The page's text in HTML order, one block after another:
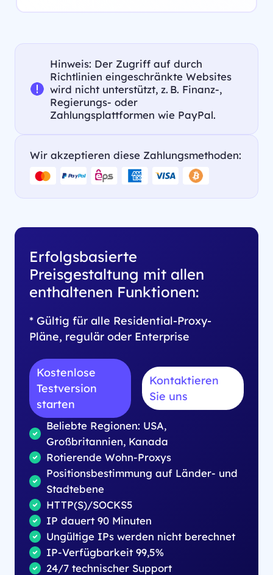
Hinweis: Der Zugriff auf durch
Richtlinien eingeschränkte Websites
wird nicht unterstützt, z. B. Finanz-,
Regierungs- oder
Zahlungsplattformen wie PayPal.
Wir akzeptieren diese Zahlungsmethoden:
Erfolgsbasierte
Preisgestaltung mit allen
enthaltenen Funktionen:
* Gültig für alle Residential-Proxy-
Pläne, regulär oder Enterprise
Kostenlose
Testversion
starten
Kontaktieren
Sie uns
Beliebte Regionen: USA,
Großbritannien, Kanada
Rotierende Wohn-Proxys
Positionsbestimmung auf Länder- und
Stadtebene
HTTP(S)/SOCKS5
IP dauert 90 Minuten
Ungültige IPs werden nicht berechnet
IP-Verfügbarkeit 99,5%
24/7 technischer Support